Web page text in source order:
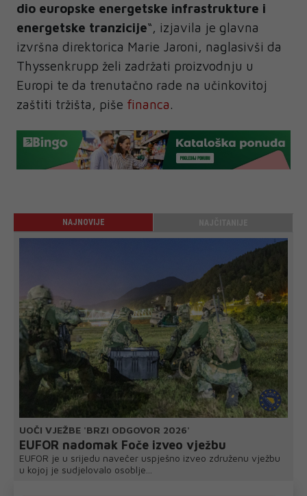
dio europske energetske infrastrukture i
energetske tranzicije“, izjavila je glavna
izvršna direktorica Marie Jaroni, naglasivši da
Thyssenkrupp želi zadržati proizvodnju u
Europi te da trenutačno rade na učinkovitoj
zaštiti tržišta, piše financa.
NAJNOVIJE
UOČI VJEŽBE 'BRZI ODGOVOR 2026'
EUFOR nadomak Foče izveo vježbu
EUFOR je u srijedu navečer uspješno izveo združenu vježbu
u kojoj je sudjelovalo osoblje...